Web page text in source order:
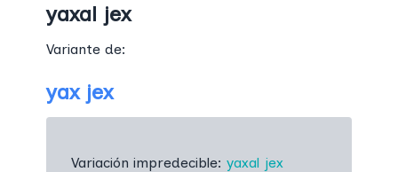
yaxal jex
Variante de:
yax jex
Variación impredecible: yaxal jex